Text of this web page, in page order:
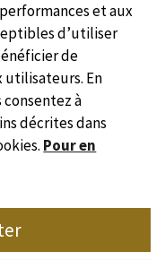
Air de Dordogne
Sarlat
et aux
d’utiliser
de
utilisateurs. En
à
décrites dans
Pour en